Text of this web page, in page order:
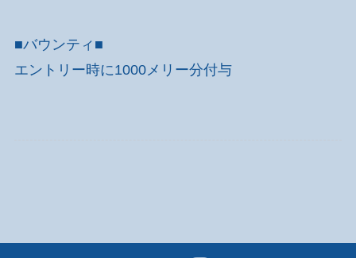
■バウンティ■
エントリー時に1000メリー分付与